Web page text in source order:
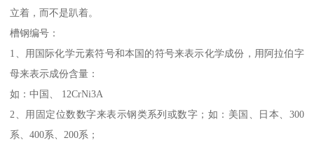
立着，而不是趴着。
槽钢编号：
1、用国际化学元素符号和本国的符号来表示化学成份，用阿拉伯字
母来表示成份含量：
如：中国、 12CrNi3A
2、用固定位数数字来表示钢类系列或数字；如：美国、日本、300
系、400系、200系；